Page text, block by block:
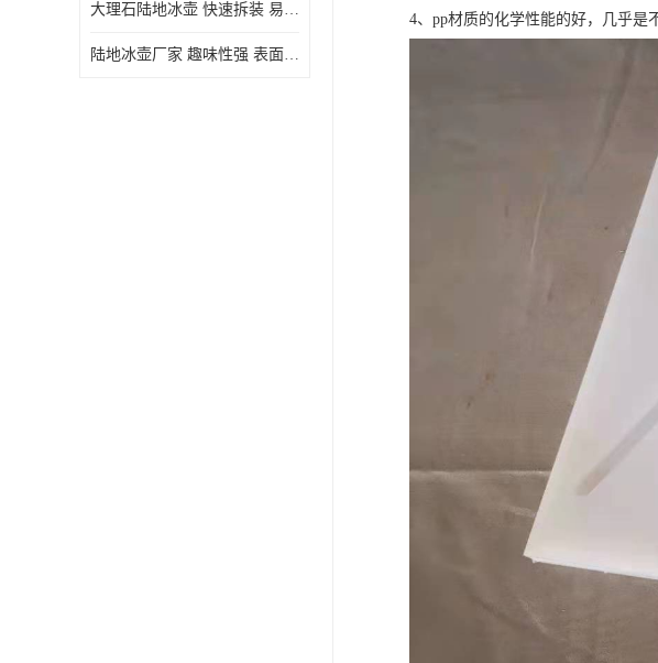
大理石陆地冰壶 快速拆装 易于学习和掌握
陆地冰壶厂家 趣味性强 表面具有自润滑功能
4、pp材质的化学性能的好，几乎是